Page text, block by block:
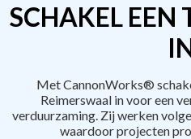
SCHAKEL EEN
Met CannonWorks®
Reimerswaal in voor een
verduurzaming. Zij werken
waardoor projecten